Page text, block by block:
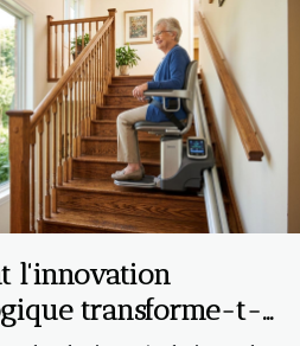
l'innovation
transforme-t-